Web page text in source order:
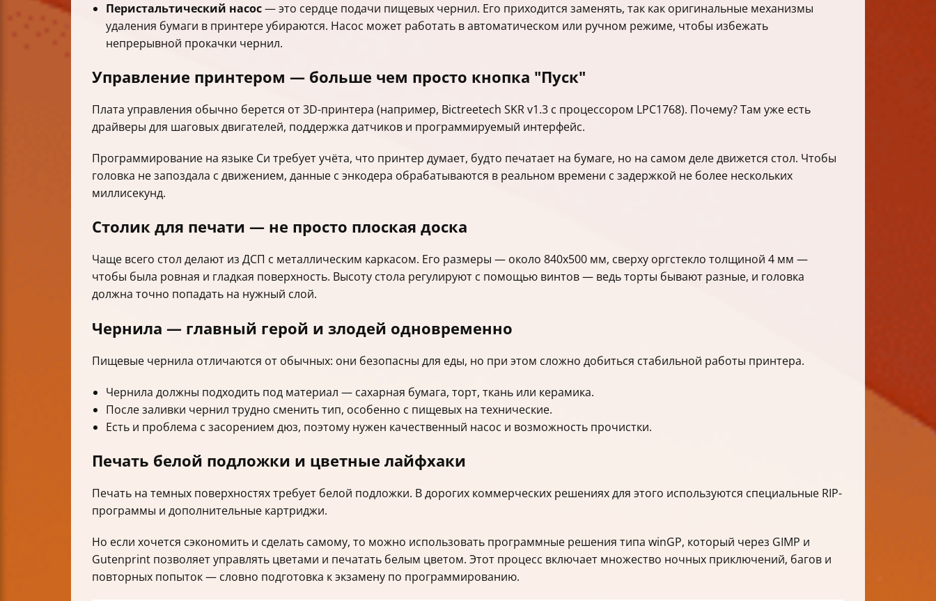
Перистальтический насос— это сердце подачи пищевых чернил. Его приходится заменять, так как оригинальные механизмы
удаления бумаги в принтере убираются. Насос может работать в автоматическом или ручном режиме, чтобы избежать
непрерывной прокачки чернил.
Управление принтером — больше чем просто кнопка "Пуск"
Плата управления обычно берется от 3D-принтера (например, Bictreetech SKR v1.3 с процессором LPC1768). Почему? Там уже есть
драйверы для шаговых двигателей, поддержка датчиков и программируемый интерфейс.
Программирование на языке Си требует учёта, что принтер думает, будто печатает на бумаге, но на самом деле движется стол. Чтобы
головка не запоздала с движением, данные с энкодера обрабатываются в реальном времени с задержкой не более нескольких
миллисекунд.
Столик для печати — не просто плоская доска
Чаще всего стол делают из ДСП с металлическим каркасом. Его размеры — около 840х500 мм, сверху оргстекло толщиной 4 мм —
чтобы была ровная и гладкая поверхность. Высоту стола регулируют с помощью винтов — ведь торты бывают разные, и головка
должна точно попадать на нужный слой.
Чернила — главный герой и злодей одновременно
Пищевые чернила отличаются от обычных: они безопасны для еды, но при этом сложно добиться стабильной работы принтера.
Чернила должны подходить под материал — сахарная бумага, торт, ткань или керамика.
После заливки чернил трудно сменить тип, особенно с пищевых на технические.
Есть и проблема с засорением дюз, поэтому нужен качественный насос и возможность прочистки.
Печать белой подложки и цветные лайфхаки
Печать на темных поверхностях требует белой подложки. В дорогих коммерческих решениях для этого используются специальные RIP-
программы и дополнительные картриджи.
Но если хочется сэкономить и сделать самому, то можно использовать программные решения типа winGP, который через GIMP и
Gutenprint позволяет управлять цветами и печатать белым цветом. Этот процесс включает множество ночных приключений, багов и
повторных попыток — словно подготовка к экзамену по программированию.